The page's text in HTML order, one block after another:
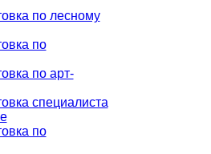
по лесному
по
по арт-
специалиста
по